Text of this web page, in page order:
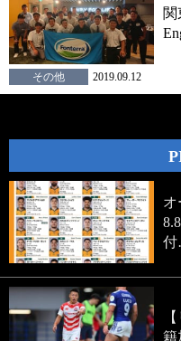
関
その他 2019.09.12
オ
籍